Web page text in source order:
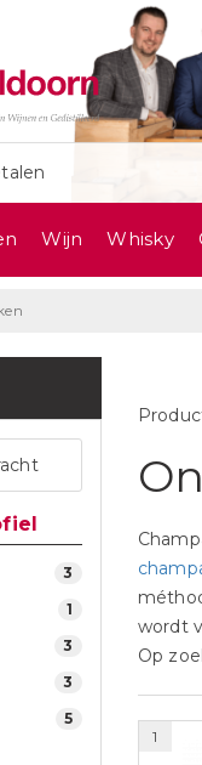
Wijn Whisky
3
1
3
3
5
wordt
Op
1